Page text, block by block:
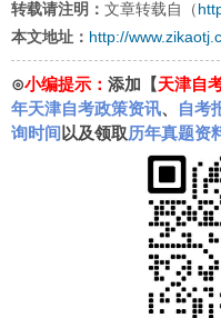
转载请注明： 文章转载自（
本文地址： http://
⊙小编提示： 添加【天津自
年天津自考政策资讯、 自考
询时间 以及领取历年真题资